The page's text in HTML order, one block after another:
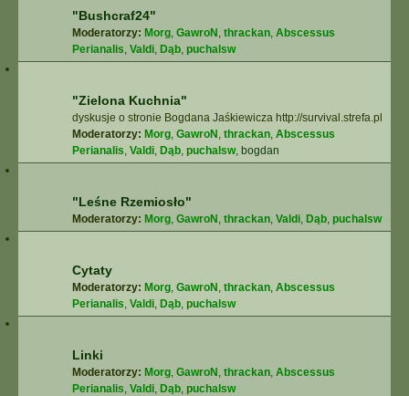
"Bushcraf24"
Moderatorzy: Morg, GawroN , thrackan, Abscessus
Perianalis, Valdi, Dąb, puchalsw
"Zielona Kuchnia"
dyskusje o stronie Bogdana Jaśkiewicza http://survival.strefa.pl
Moderatorzy: Morg, GawroN , thrackan, Abscessus
Perianalis, Valdi, Dąb, puchalsw, bogdan
"Leśne Rzemiosło"
Moderatorzy: Morg, GawroN , thrackan, Valdi, Dąb, puchalsw
Cytaty
Moderatorzy: Morg, GawroN , thrackan, Abscessus
Perianalis, Valdi, Dąb, puchalsw
Linki
Moderatorzy: Morg, GawroN , thrackan, Abscessus
Perianalis, Valdi, Dąb, puchalsw